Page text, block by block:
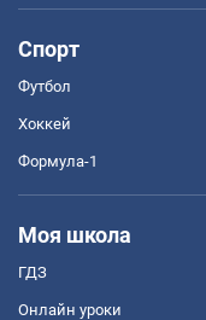
Спорт
Футбол
Хоккей
Формула-1
Моя школа
ГДЗ
Онлайн уроки